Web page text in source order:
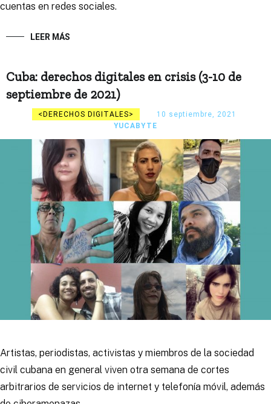
cuentas en redes sociales.
LEER MÁS
Cuba: derechos digitales en crisis (3-10 de
septiembre de 2021)
DERECHOS DIGITALES
10 septiembre, 2021
YUCABYTE
Artistas, periodistas, activistas y miembros de la sociedad
civil cubana en general viven otra semana de cortes
arbitrarios de servicios de internet y telefonía móvil, además